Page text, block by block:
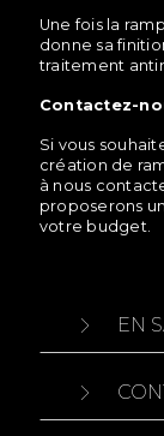
Une fois la rampes d'escaliers assemblée, le ferronnier lui
donne sa
traitement
Contactez-
Si vous souhaitez faire appel à nos services pour la
création de
à nous
proposerons
votre budget.
EN